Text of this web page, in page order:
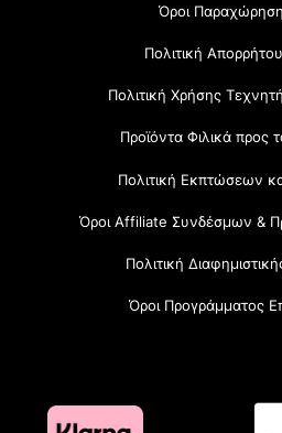
Όροι
Πολιτική
Πολιτική Χρήσης
Προϊόντα Φιλικά προς
Πολιτική Εκπτώσεων
Όροι Affiliate Συνδέσμων &
Πολιτική
Όροι Προγράμματος